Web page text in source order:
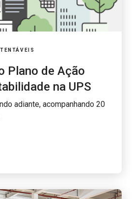
Plano de Ação
na UPS
adiante, acompanhando 20